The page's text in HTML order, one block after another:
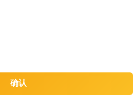
确认
立即购买